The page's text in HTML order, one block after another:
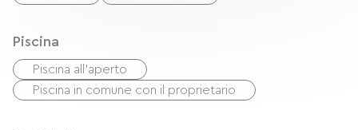
Piscina
Piscina all'aperto
Piscina in comune con il proprietario